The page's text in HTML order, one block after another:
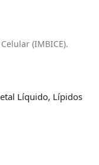
(IMBICE).
Líquido, Lípidos